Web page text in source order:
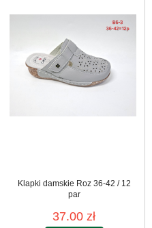
Klapki damskie Roz 36-42 / 12
par
37.00 zł